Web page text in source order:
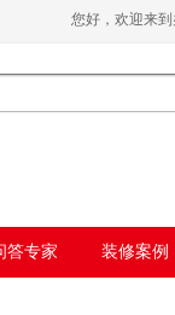
密瓜视频下
您好，欢迎
答专家 装修案例